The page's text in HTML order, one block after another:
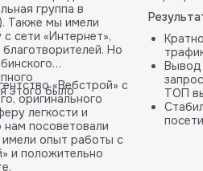
группа в
Также мы имели
сети «Интернет»,
Но
этого было«Вебстрой» с
оригинального
легкости и
нам посоветовали
опыт работы с
и положительно
ТОП